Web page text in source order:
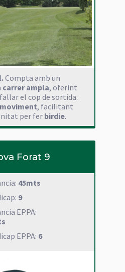
Compta amb un
carrer ampla, oferint
el cop de sortida.
, facilitant
per fer birdie.
Forat 9
45mts
9
EPPA:
EPPA: 6